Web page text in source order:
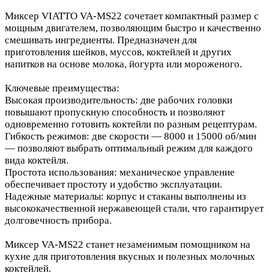
Миксер VIATTO VA-MS22 сочетает компактный размер с
мощным двигателем, позволяющим быстро и качественно
смешивать ингредиенты. Предназначен для
приготовления шейков, муссов, коктейлей и других
напитков на основе молока, йогурта или мороженого.
Ключевые преимущества:
Высокая производительность: две рабочих головки
повышают пропускную способность и позволяют
одновременно готовить коктейли по разным рецептурам.
Гибкость режимов: две скорости — 8000 и 15000 об/мин
— позволяют выбрать оптимальный режим для каждого
вида коктейля.
Простота использования: механическое управление
обеспечивает простоту и удобство эксплуатации.
Надежные материалы: корпус и стаканы выполнены из
высококачественной нержавеющей стали, что гарантирует
долговечность прибора.
Миксер VA-MS22 станет незаменимым помощником на
кухне для приготовления вкусных и полезных молочных
коктейлей.